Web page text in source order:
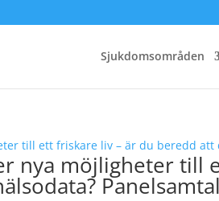
Sjukdomsområden
nya möjligheter till
Panelsamtal